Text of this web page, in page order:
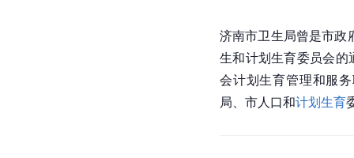
济南市卫生局曾是市政
生和计划生育委员会的
会计划生育管理和服
局、市人口和计划生育